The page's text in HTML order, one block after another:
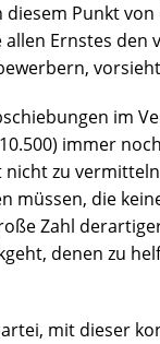
diesem Punkt von
Ernstes den
im
immer
zu
müssen, die
Zahl
denen zu
mit dieser